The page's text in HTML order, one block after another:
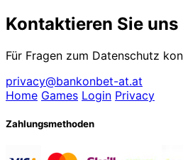
Kontaktieren Sie uns
Für Fragen zum Datenschutz
privacy@bankonbet-at.at
Home Games Login Privacy
Zahlungsmethoden